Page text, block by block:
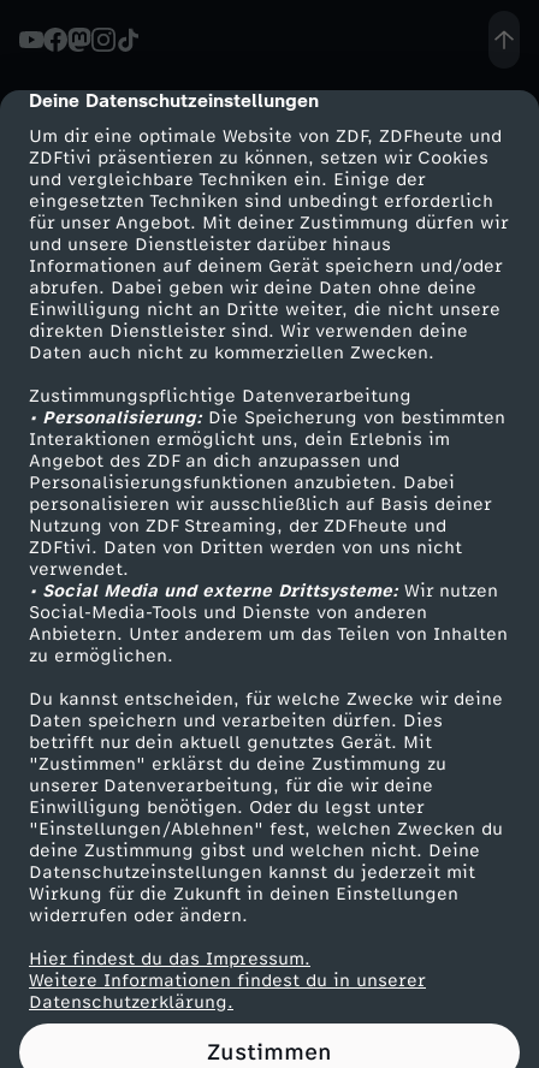
cmp-dialog-description
Deine Datenschutzeinstellungen
Um dir eine optimale Website von ZDF, ZDFheute und
ZDFtivi präsentieren zu können, setzen wir Cookies
und vergleichbare Techniken ein. Einige der
eingesetzten Techniken sind unbedingt erforderlich
für unser Angebot. Mit deiner Zustimmung dürfen wir
und unsere Dienstleister darüber hinaus
Informationen auf deinem Gerät speichern und/oder
abrufen. Dabei geben wir deine Daten ohne deine
Einwilligung nicht an Dritte weiter, die nicht unsere
direkten Dienstleister sind. Wir verwenden deine
Daten auch nicht zu kommerziellen Zwecken.
Zustimmungspflichtige Datenverarbeitung
• Personalisierung:Die Speicherung von bestimmten
Interaktionen ermöglicht uns, dein Erlebnis im
Angebot des ZDF an dich anzupassen und
Personalisierungsfunktionen anzubieten. Dabei
personalisieren wir ausschließlich auf Basis deiner
Nutzung von ZDF Streaming, der ZDFheute und
ZDFtivi. Daten von Dritten werden von uns nicht
verwendet.
• Social Media und externe Drittsysteme:Wir nutzen
Social-Media-Tools und Dienste von anderen
Anbietern. Unter anderem um das Teilen von Inhalten
zu ermöglichen.
Du kannst entscheiden, für welche Zwecke wir deine
Daten speichern und verarbeiten dürfen. Dies
betrifft nur dein aktuell genutztes Gerät. Mit
"Zustimmen" erklärst du deine Zustimmung zu
unserer Datenverarbeitung, für die wir deine
Einwilligung benötigen. Oder du legst unter
"Einstellungen/Ablehnen" fest, welchen Zwecken du
deine Zustimmung gibst und welchen nicht. Deine
Datenschutzeinstellungen kannst du jederzeit mit
Wirkung für die Zukunft in deinen Einstellungen
widerrufen oder ändern.
Hier findest du das Impressum.
Weitere Informationen findest du in unserer
Datenschutzerklärung.
Zustimmen
r
a
i
l
e
r
z
u
S
t
a
f
f
e
l
1
Mehr ZDF
ZDF-Apps
Smart TV
ZDFtext
Livestreams
Sendungen A-Z
TV-Programm
Service
ZDFmitreden
Kontakt zum ZDF
Tickets
Zuschauerservice
Hilfe
ZDF Unternehmen
Karriere
ZDF goes Schule
Werbefernsehen
Mainzelmännchen
Partner